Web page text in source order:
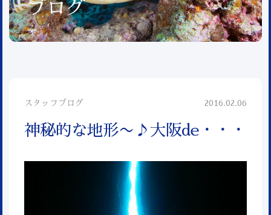
ブログ
スタッフブログ 2016.02.06
神秘的な地形〜♪大阪de・・・